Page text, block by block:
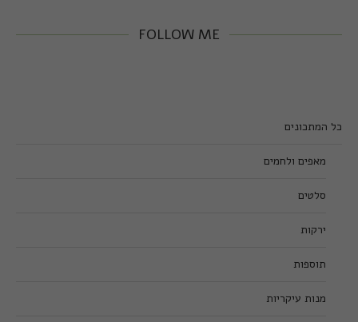
FOLLOW ME
כל המתכונים
מאפים ולחמים
סלטים
ירקות
תוספות
מנות עיקריות